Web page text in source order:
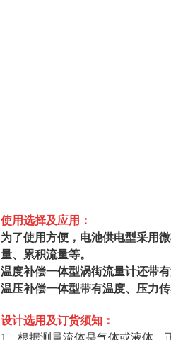
使用选择及应用：
为了使用方便，电池供电型采用
量、累积流量等。
温度补偿一体型涡街流量计还带
温压补偿一体型带有温度、压力
设计选用及订货须知：
1、根据测量流体是气体或液体，